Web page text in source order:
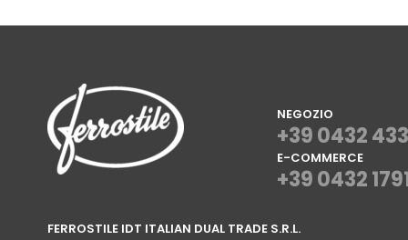
NEGOZIO
+39 0432
E-COMMERCE
+39 0432
FERROSTILE IDT ITALIAN DUAL TRADE S.R.L.